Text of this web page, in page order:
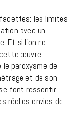
les limites
avec un
Et si l’on ne
cette œuvre
paroxysme de
et de son
font ressentir.
réelles envies de